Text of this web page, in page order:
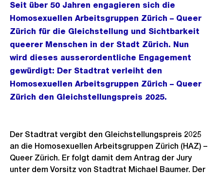
Seit über 50 Jahren engagieren sich die
Homosexuellen Arbeitsgruppen Zürich – Queer
Zürich für die Gleichstellung und Sichtbarkeit
queerer Menschen in der Stadt Zürich. Nun
wird dieses ausserordentliche Engagement
gewürdigt: Der Stadtrat verleiht den
Homosexuellen Arbeitsgruppen Zürich – Queer
Zürich den Gleichstellungspreis 2025.
Der Stadtrat vergibt den Gleichstellungspreis 2025
an die Homosexuellen Arbeitsgruppen Zürich (HAZ) –
Queer Zürich. Er folgt damit dem Antrag der Jury
unter dem Vorsitz von Stadtrat Michael Baumer. Der